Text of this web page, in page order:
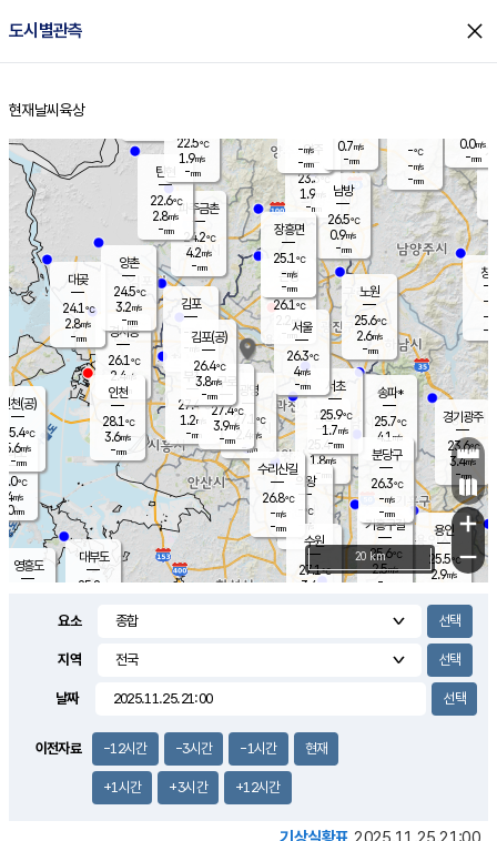
도시별관측 close
홈
현재날씨 육상
의도
℃
m/s
mm
영흥도
양주
23.3℃
1.9
-mm
과천
25.4℃
1.8m/s
- mm
용인
25.5℃
2.9m/s
경기광주
23.6℃
3.4m/s
-mm
2.6m/s
대부도
25.8
14.5
경서동
26.1℃
2.4 m/s
-mm
파주금촌
24.2℃
4.2m/s
-mm
-℃
-m/s
-mm
대곶
24.1℃
2.8m/s
-mm
창
-
-m/
-
탄현
22.6℃
2.8m/s
-mm
0.0m/s
-mm
의왕
- ℃
m/s
mm
김포
- ℃
-m/s
mm
광명
27.1
℃
2.4 m/s
-mm
부천
27.4℃
1.2m/s
-mm
양촌
24.5℃
3.2m/s
-mm
구로
27.4℃
3.9m/s
-mm
은평
26.1℃
2.2 m/s
- mm
노원
25.6℃
2.6m/s
-mm
송파*
25.7℃
4.1 m/s
-mm
서초
25.9℃
1.7m/s
-mm
남방
26.5℃
0.9m/s
-mm
기흥구갈
25.6℃
2.5m/s
-
수리산길
26.8℃
-m/s
-mm
분당구
26.3℃
-m/s
-mm
장흥면
25.1℃
-m/s
-mm
-m/s
-mm
인천(공)
25.4℃
5.6m/s
-mm
김포(공)
26.4℃
3.8m/s
-mm
수원
27.1℃
3.4 m/s
인천
28.1℃
3.6m/s
-mm
서울
26.3℃
4m/s
-mm
22.5℃
1.9m/s
-mm
0.7m/s
-mm
+
−
20 km
요소
지역
날짜
이전자료 -12시간 -3시간 -1시간 현재
+1시간 +3시간 +12시간